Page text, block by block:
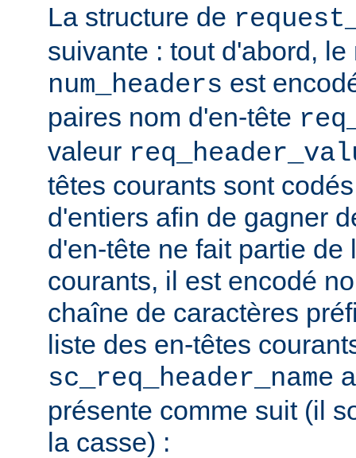
La structure de
suivante : tout d'abord,
num_headers est
paires nom d'en-tête
valeur
têtes courants sont
d'entiers afin de gagner
d'en-tête ne fait partie de
courants, il est encodé
chaîne de caractères
liste des en-têtes
sc_req_header_name
présente comme suit (il
la casse) :